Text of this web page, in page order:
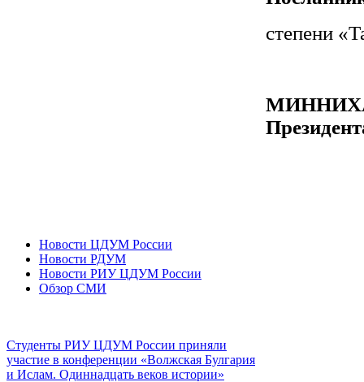
Новости ЦДУМ России
Новости РДУМ
Новости РИУ ЦДУМ России
Обзор СМИ
Студенты РИУ ЦДУМ России приняли
участие в конференции «Волжская Булгария
и Ислам. Одиннадцать веков истории»
степени